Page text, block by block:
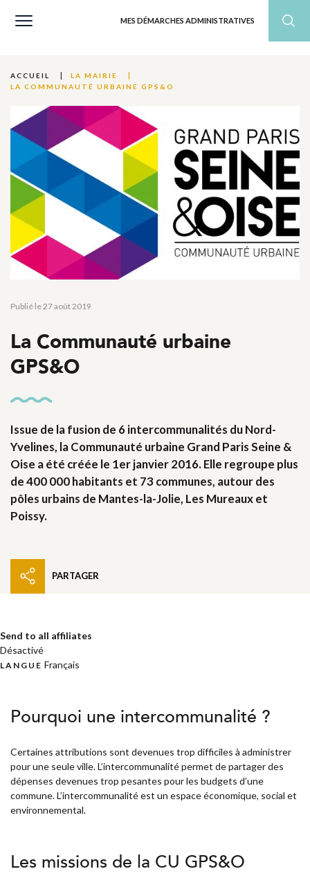
MES DÉMARCHES ADMINISTRATIVES
ACCUEIL
LA MAIRIE
LA COMMUNAUTÉ URBAINE GPS&O
Publié le 27 août 2019
La Communauté urbaine
GPS&O
Issue de la fusion de 6 intercommunalités du Nord-
Yvelines, la Communauté urbaine Grand Paris Seine &
Oise a été créée le 1er janvier 2016. Elle regroupe plus
de 400 000 habitants et 73 communes, autour des
pôles urbains de Mantes-la-Jolie, Les Mureaux et
Poissy.
PARTAGER
Send to all affiliates
Désactivé
LANGUE Français
Pourquoi une intercommunalité ?
Certaines attributions sont devenues trop difficiles à administrer
pour une seule ville. L’intercommunalité permet de partager des
dépenses devenues trop pesantes pour les budgets d’une
commune. L’intercommunalité est un espace économique, social et
environnemental.
Les missions de la CU GPS&O